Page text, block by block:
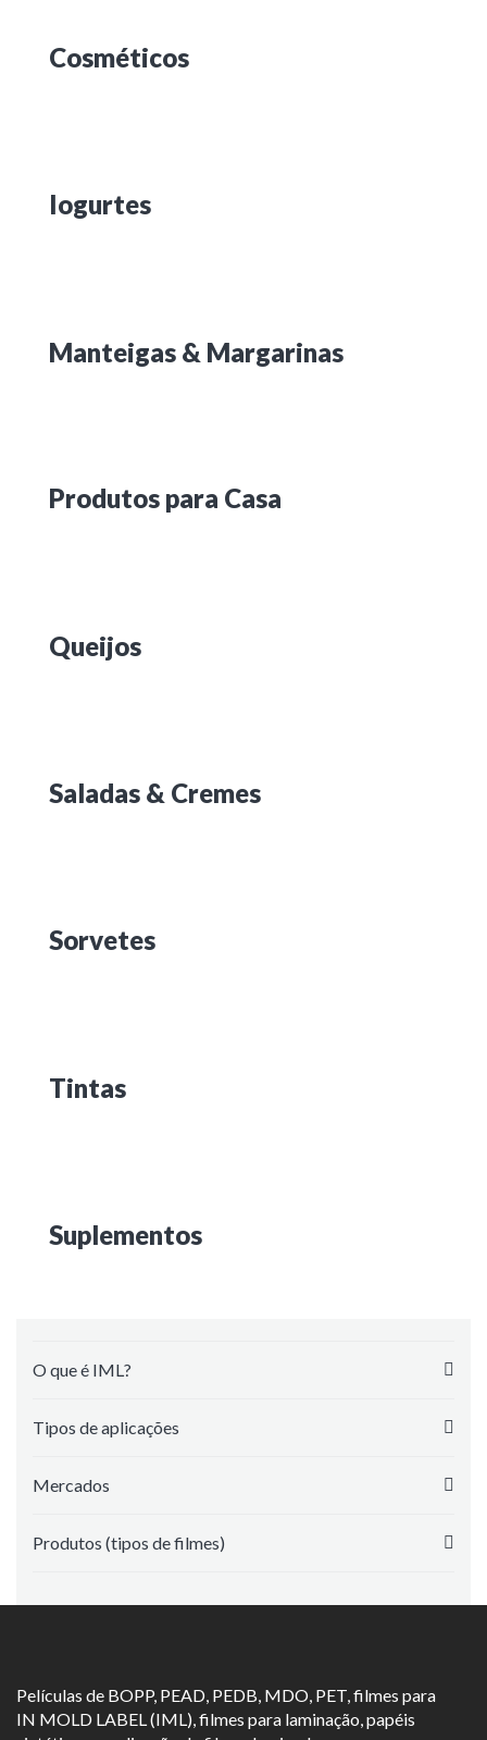
Cosméticos
Iogurtes
Manteigas & Margarinas
Produtos para Casa
Queijos
Saladas & Cremes
Sorvetes
Tintas
Suplementos
O que é IML?
Tipos de aplicações
Mercados
Produtos (tipos de filmes)
Películas de BOPP, PEAD, PEDB, MDO, PET, filmes para
IN MOLD LABEL (IML), filmes para laminação, papéis